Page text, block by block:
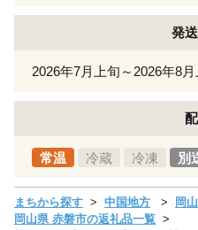
発
2026年7月上旬～2026年8月
常温 冷蔵 冷凍 別
まちから探す 中国地方
岡
岡山県 赤磐市の返礼品一覧